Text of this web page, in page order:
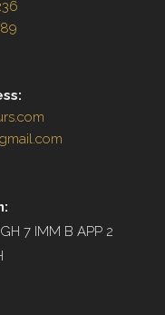
7 IMM B APP 2